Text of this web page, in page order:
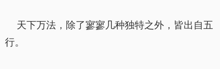
天下万法，除了寥寥几种独特之外，皆出自五
行。